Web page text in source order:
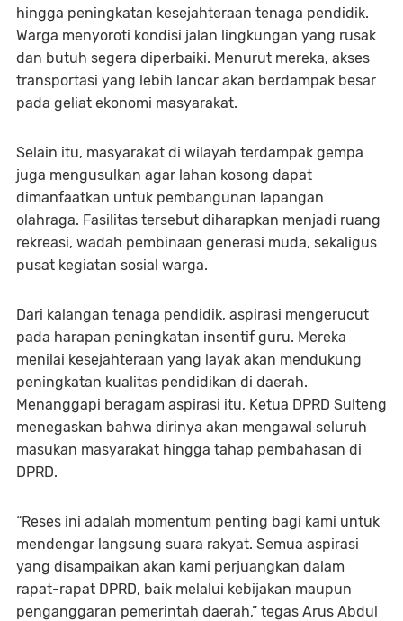
hingga peningkatan kesejahteraan tenaga pendidik.
Warga menyoroti kondisi jalan lingkungan yang rusak
dan butuh segera diperbaiki. Menurut mereka, akses
transportasi yang lebih lancar akan berdampak besar
pada geliat ekonomi masyarakat.
Selain itu, masyarakat di wilayah terdampak gempa
juga mengusulkan agar lahan kosong dapat
dimanfaatkan untuk pembangunan lapangan
olahraga. Fasilitas tersebut diharapkan menjadi ruang
rekreasi, wadah pembinaan generasi muda, sekaligus
pusat kegiatan sosial warga.
Dari kalangan tenaga pendidik, aspirasi mengerucut
pada harapan peningkatan insentif guru. Mereka
menilai kesejahteraan yang layak akan mendukung
peningkatan kualitas pendidikan di daerah.
Menanggapi beragam aspirasi itu, Ketua DPRD Sulteng
menegaskan bahwa dirinya akan mengawal seluruh
masukan masyarakat hingga tahap pembahasan di
DPRD.
“Reses ini adalah momentum penting bagi kami untuk
mendengar langsung suara rakyat. Semua aspirasi
yang disampaikan akan kami perjuangkan dalam
rapat-rapat DPRD, baik melalui kebijakan maupun
penganggaran pemerintah daerah,” tegas Arus Abdul